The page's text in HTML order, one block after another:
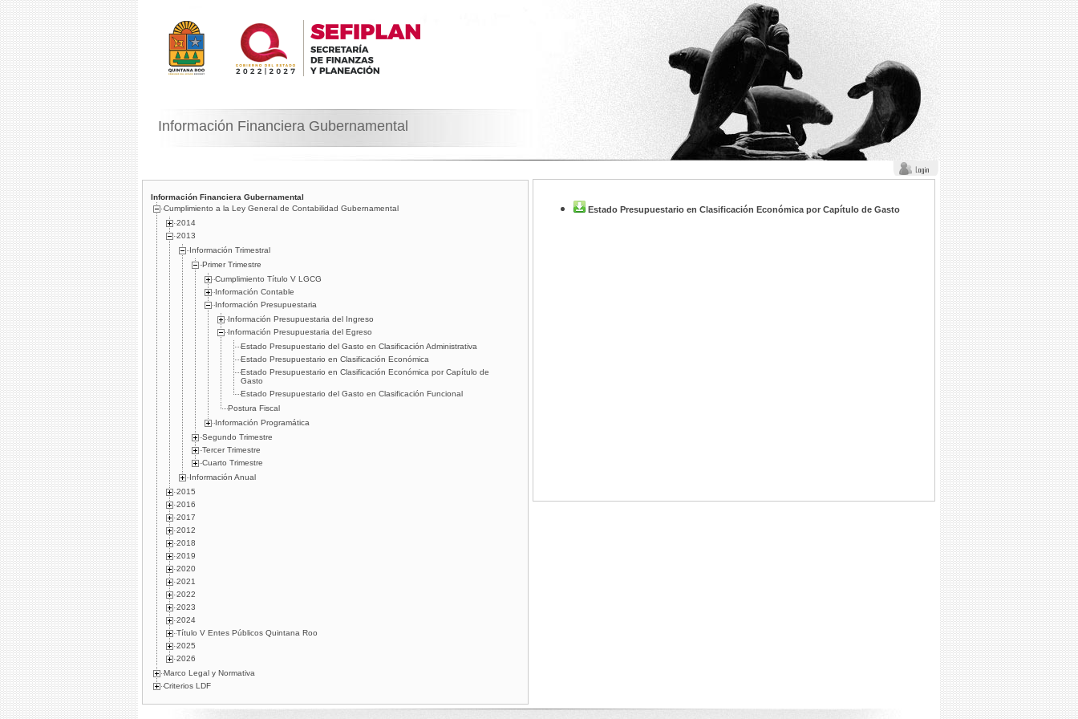
Información Financiera Gubernamental
Información Financiera Gubernamental
Cumplimiento a la Ley General de Contabilidad Gubernamental
2014
2013
Información Trimestral
Primer Trimestre
Cumplimiento Tí­tulo V LGCG
Información Contable
Información Presupuestaria
Información Presupuestaria del Ingreso
Información Presupuestaria del Egreso
Estado Presupuestario del Gasto en Clasificación Administrativa
Estado Presupuestario en Clasificación Económica
Estado Presupuestario en Clasificación Económica por Capí­tulo de
Gasto
Estado Presupuestario del Gasto en Clasificación Funcional
Postura Fiscal
Información Programática
Segundo Trimestre
Tercer Trimestre
Cuarto Trimestre
Información Anual
2015
2016
2017
2012
2018
2019
2020
2021
2022
2023
2024
Título V Entes Públicos Quintana Roo
2025
2026
Marco Legal y Normativa
Criterios LDF
Estado Presupuestario en Clasificación Económica por Capí­tulo de Gasto